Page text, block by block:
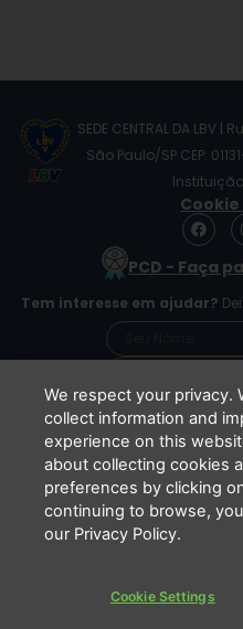
SEDE CENTRAL DA LBV
São Paulo/SP CEP:
F
a
e
o
o
PCD - Faça
Tem interesse em ajudar?
Li e concordo que
tratadas de acordo
da LBV
Copyright 2026 - LBV - Legião
We respect your privacy.
collect information and
experience on this
about collecting cookies
preferences by clicking
continuing to browse,
our Privacy Policy.
Cookie Settings